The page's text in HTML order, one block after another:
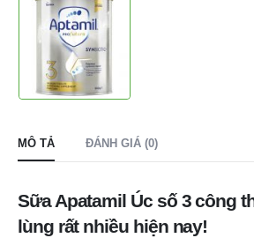
MÔ TẢ ĐÁNH GIÁ (0)
Sữa Apatamil Úc số 3 công
lùng rất nhiều hiện nay!